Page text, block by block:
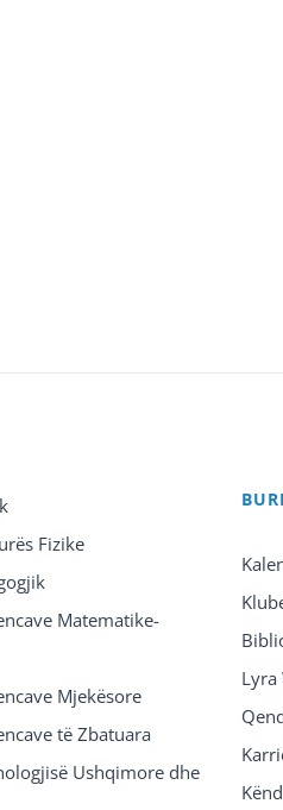
Fizike
Matematike-
Mjekësore
të Zbatuara
Ushqimore dhe
Lyra